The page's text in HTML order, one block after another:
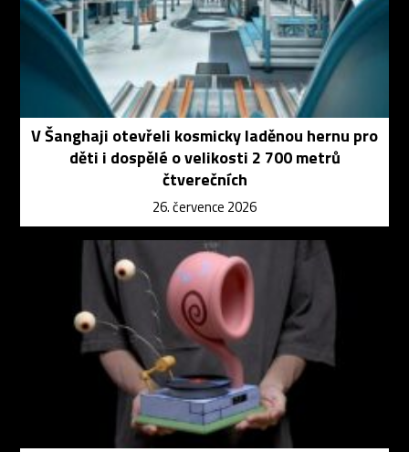
V Šanghaji otevřeli kosmicky laděnou hernu pro
děti i dospělé o velikosti 2 700 metrů
čtverečních
26. července 2026